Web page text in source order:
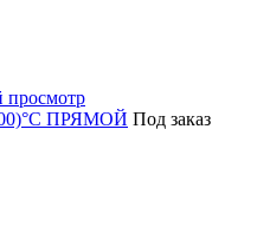
просмотр
ПРЯМОЙ Под заказ